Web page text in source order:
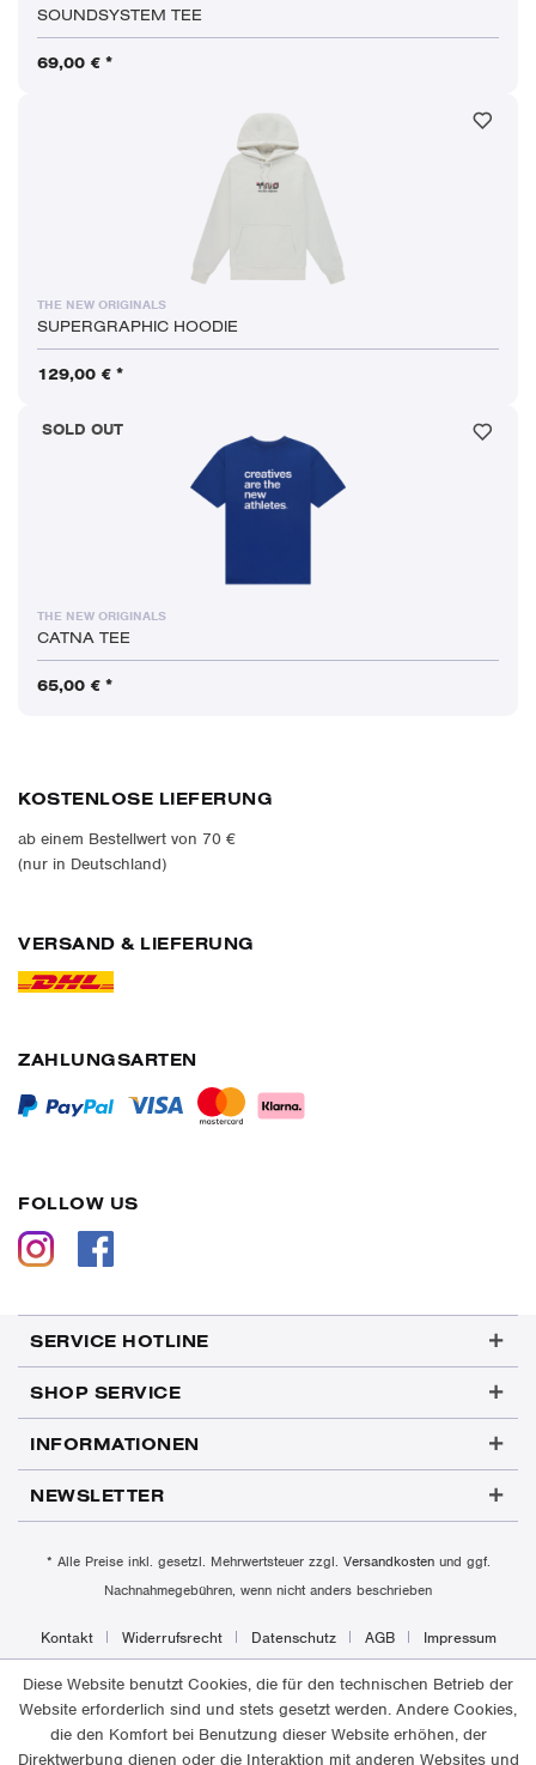
SOUNDSYSTEM TEE
69,00 € *
THE NEW ORIGINALS
SUPERGRAPHIC HOODIE
129,00 € *
SOLD OUT
THE NEW ORIGINALS
CATNA TEE
65,00 € *
KOSTENLOSE LIEFERUNG
ab einem Bestellwert von 70 €
(nur in Deutschland)
VERSAND & LIEFERUNG
ZAHLUNGSARTEN
FOLLOW US
SERVICE HOTLINE
SHOP SERVICE
INFORMATIONEN
NEWSLETTER
* Alle Preise inkl. gesetzl. Mehrwertsteuer zzgl. Versandkostenund ggf.
Nachnahmegebühren, wenn nicht anders beschrieben
Kontakt Widerrufsrecht Datenschutz AGB Impressum
Diese Website benutzt Cookies, die für den technischen Betrieb der
Website erforderlich sind und stets gesetzt werden. Andere Cookies,
die den Komfort bei Benutzung dieser Website erhöhen, der
Direktwerbung dienen oder die Interaktion mit anderen Websites und